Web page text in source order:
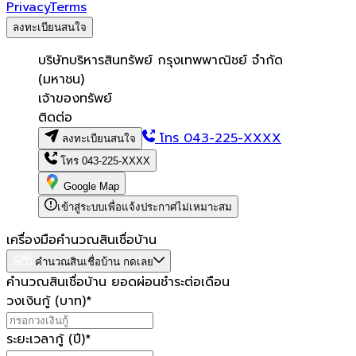
PrivacyTerms
ลงทะเบียนสนใจ
บริษัทบริหารสินทรัพย์ กรุงเทพพาณิชย์ จำกัด
(มหาชน)
เจ้าของทรัพย์
ติดต่อ
ลงทะเบียนสนใจ โทร043-225-XXXX
โทร 043-225-XXXX
Google Map
เข้าสู่ระบบเพื่อแจ้งประกาศไม่เหมาะสม
เครื่องมือคำนวณสินเชื่อบ้าน
คำนวณสินเชื่อบ้าน กดเลย
คำนวณสินเชื่อบ้าน ยอดผ่อนชำระต่อเดือน
วงเงินกู้ (บาท)*
ระยะเวลากู้ (ปี)*